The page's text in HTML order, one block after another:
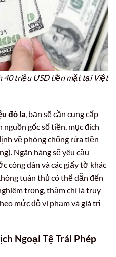
40 triệu USD tiền mặt tại Việt
đô la, bạn sẽ cần cung cấp
gốc số tiền, mục đích
về phòng chống rửa tiền
Ngân hàng sẽ yêu cầu
công dân và các giấy tờ khác
tuân thủ có thể dẫn đến
trọng, thậm chí là truy
mức độ vi phạm và giá trị
Ngoại Tệ Trái Phép